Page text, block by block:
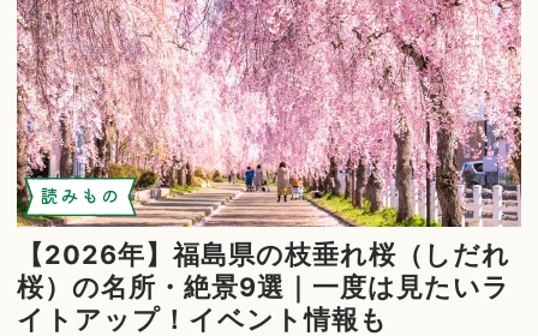
読みもの
【2026年】福島県の枝垂れ桜（しだれ
桜）の名所・絶景9選｜一度は見たいラ
イトアップ！イベント情報も